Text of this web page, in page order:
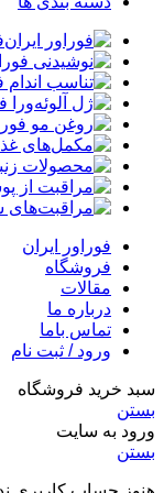
فوراور ایران
فروشگاه
مقالات
درباره ما
تماس باما
ورود / ثبت نام
سبد خرید فروشگاه
بستن
ورود به سایت
بستن